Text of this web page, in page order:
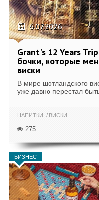
6.07.2026
Grant's 12 Years
бочки, которые
виски
В мире шотландского
уже давно перестал
НАПИТКИ ВИСКИ
275
БИЗНЕС